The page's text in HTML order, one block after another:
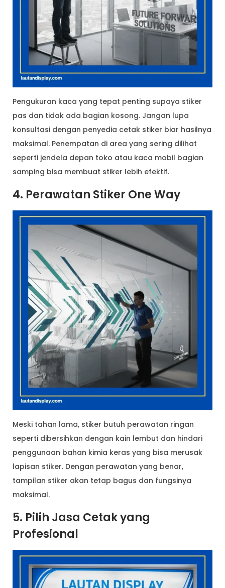
Pengukuran kaca yang tepat penting supaya stiker
pas dan tidak ada bagian kosong. Jangan lupa
konsultasi dengan penyedia cetak stiker biar hasilnya
maksimal. Penempatan di area yang sering dilihat
seperti jendela depan toko atau kaca mobil bagian
samping bisa membuat stiker lebih efektif.
4. Perawatan Stiker One Way
Meski tahan lama, stiker butuh perawatan ringan
seperti dibersihkan dengan kain lembut dan hindari
penggunaan bahan kimia keras yang bisa merusak
lapisan stiker. Dengan perawatan yang benar,
tampilan stiker akan tetap bagus dan fungsinya
maksimal.
5. Pilih Jasa Cetak yang
Profesional